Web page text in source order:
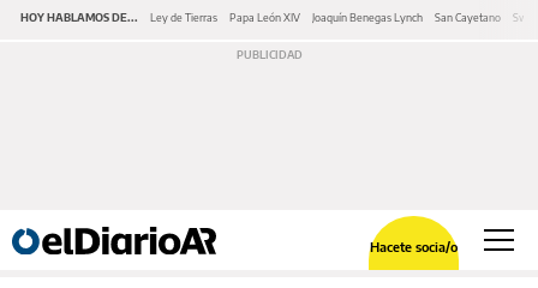
HOY HABLAMOS DE... Ley de Tierras Papa León XIV Joaquín Benegas Lynch San Cayetano
Hacete socia/o